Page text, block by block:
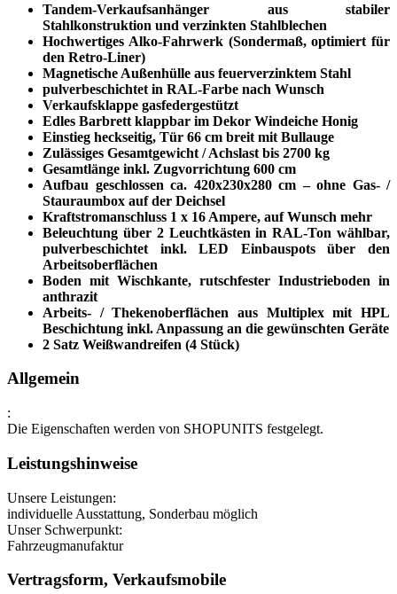
Tandem-Verkaufsanhänger aus stabiler
Stahlkonstruktion und verzinkten Stahlblechen
Hochwertiges Alko-Fahrwerk (Sondermaß, optimiert für
den Retro-Liner)
Magnetische Außenhülle aus feuerverzinktem Stahl
pulverbeschichtet in RAL-Farbe nach Wunsch
Verkaufsklappe gasfedergestützt
Edles Barbrett klappbar im Dekor Windeiche Honig
Einstieg heckseitig, Tür 66 cm breit mit Bullauge
Zulässiges Gesamtgewicht / Achslast bis 2700 kg
Gesamtlänge inkl. Zugvorrichtung 600 cm
Aufbau geschlossen ca. 420x230x280 cm – ohne Gas- /
Stauraumbox auf der Deichsel
Kraftstromanschluss 1 x 16 Ampere, auf Wunsch mehr
Beleuchtung über 2 Leuchtkästen in RAL-Ton wählbar,
pulverbeschichtet inkl. LED Einbauspots über den
Arbeitsoberflächen
Boden mit Wischkante, rutschfester Industrieboden in
anthrazit
Arbeits- / Thekenoberflächen aus Multiplex mit HPL
Beschichtung inkl. Anpassung an die gewünschten Geräte
2 Satz Weißwandreifen (4 Stück)
Allgemein
:
Die Eigenschaften werden von SHOPUNITS festgelegt.
Leistungshinweise
Unsere Leistungen:
individuelle Ausstattung, Sonderbau möglich
Unser Schwerpunkt:
Fahrzeugmanufaktur
Vertragsform, Verkaufsmobile